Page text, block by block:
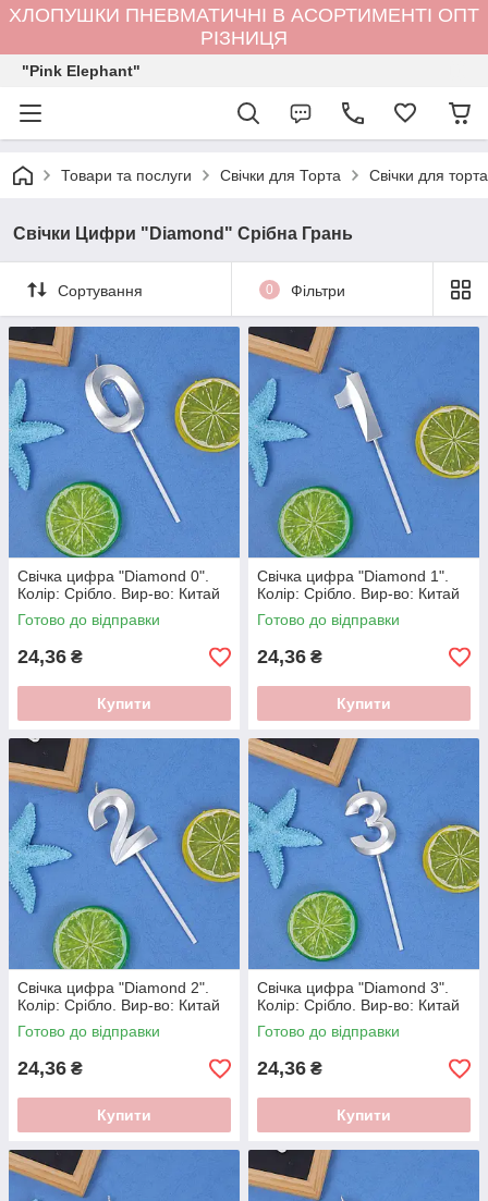
ХЛОПУШКИ ПНЕВМАТИЧНІ В АСОРТИМЕНТІ ОПТ
РІЗНИЦЯ
"Pink Elephant"
Товари та послуги Свічки для Торта Свічки для
Свічки Цифри "Diamond" Срібна Грань
Сортування 0 Фільтри
Свічка цифра "Diamond 0".
Колір: Срiбло. Вир-во: Китай
Готово до відправки
24,36 ₴
Купити
Свічка цифра "Diamond 1".
Колір: Срiбло. Вир-во: Китай
Готово до відправки
24,36 ₴
Купити
Свічка цифра "Diamond 2".
Колір: Срiбло. Вир-во: Китай
Готово до відправки
24,36 ₴
Купити
Свічка цифра "Diamond 3".
Колір: Срiбло. Вир-во: Китай
Готово до відправки
24,36 ₴
Купити